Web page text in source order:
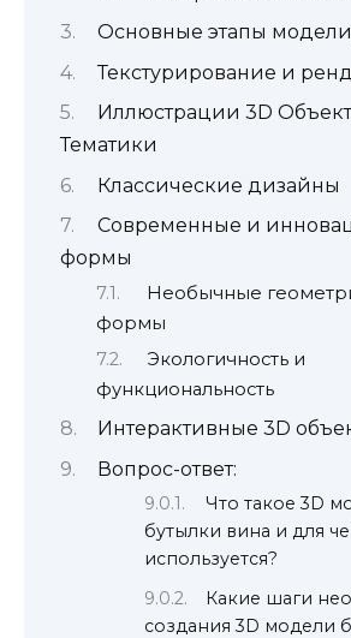
Основные этапы
Текстурирование и
Иллюстрации 3D
Тематики
Классические дизайны
Современные и
формы
Необычные
формы
Экологичность и
функциональность
Интерактивные 3D
Вопрос-ответ:
Что такое 3D
бутылки вина и для
используется?
Какие шаги
создания 3D модели